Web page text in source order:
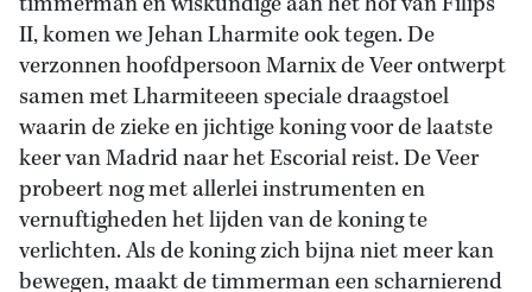
II, komen we Jehan Lharmite ook tegen. De
verzonnen hoofdpersoon Marnix de Veer ontwerpt
samen met Lharmiteeen speciale draagstoel
waarin de zieke en jichtige koning voor de laatste
keer van Madrid naar het Escorial reist. De Veer
probeert nog met allerlei instrumenten en
vernuftigheden het lijden van de koning te
verlichten. Als de koning zich bijna niet meer kan
bewegen, maakt de timmerman een scharnierend